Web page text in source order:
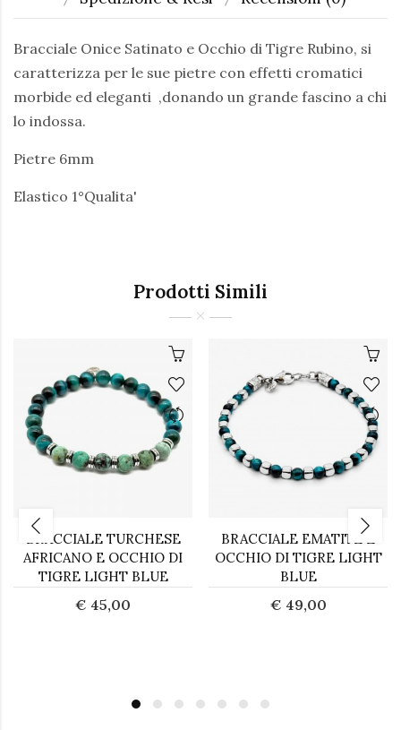
Bracciale Onice Satinato e Occhio di Tigre Rubino, si
caratterizza per le sue pietre con effetti cromatici
morbide ed eleganti ,donando un grande fascino a chi
lo indossa.
Pietre 6mm
Elastico 1°Qualita'
Prodotti Simili
BRACCIALE TURCHESE
AFRICANO E OCCHIO DI
TIGRE LIGHT BLUE
€ 45,00
BRACCIALE EMATITE E
OCCHIO DI TIGRE LIGHT
BLUE
€ 49,00